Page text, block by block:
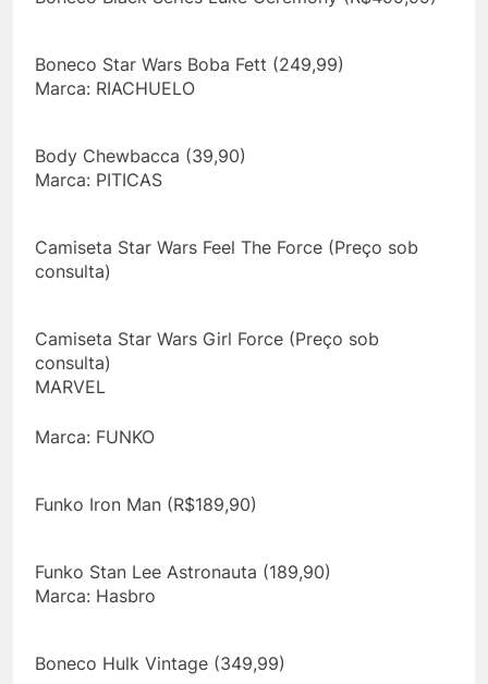
Boneco Star Wars Boba Fett (249,99)
Marca: RIACHUELO
Body Chewbacca (39,90)
Marca: PITICAS
Camiseta Star Wars Feel The Force (Preço sob
consulta)
Camiseta Star Wars Girl Force (Preço sob
consulta)
MARVEL
Marca: FUNKO
Funko Iron Man (R$189,90)
Funko Stan Lee Astronauta (189,90)
Marca: Hasbro
Boneco Hulk Vintage (349,99)